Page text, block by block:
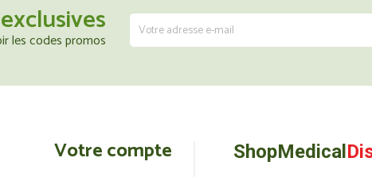
les codes promos
Votre compte ShopMedical